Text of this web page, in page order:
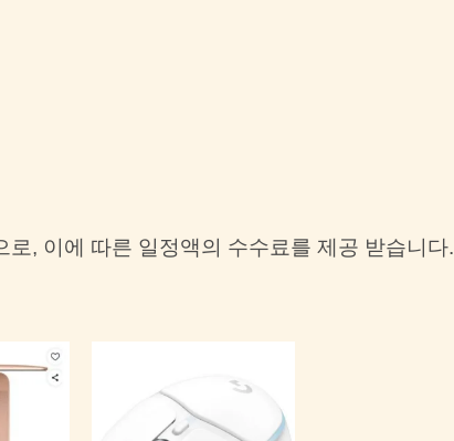
, 이에 따른 일정액의 수수료를 제공 받습니다.